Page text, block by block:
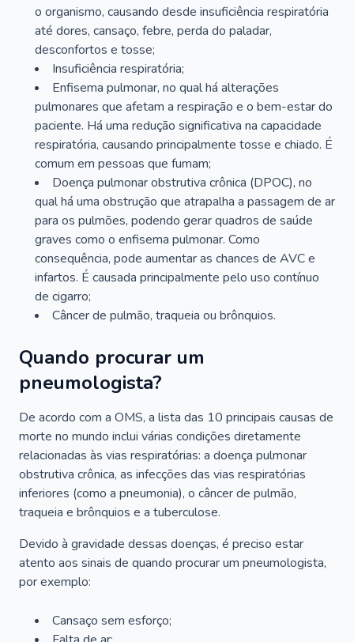
o organismo, causando desde insuficiência respiratória
até dores, cansaço, febre, perda do paladar,
desconfortos e tosse;
Insuficiência respiratória;
Enfisema pulmonar, no qual há alterações
pulmonares que afetam a respiração e o bem-estar do
paciente. Há uma redução significativa na capacidade
respiratória, causando principalmente tosse e chiado. É
comum em pessoas que fumam;
Doença pulmonar obstrutiva crônica (DPOC), no
qual há uma obstrução que atrapalha a passagem de ar
para os pulmões, podendo gerar quadros de saúde
graves como o enfisema pulmonar. Como
consequência, pode aumentar as chances de AVC e
infartos. É causada principalmente pelo uso contínuo
de cigarro;
Câncer de pulmão, traqueia ou brônquios.
Quando procurar um
pneumologista?
De acordo com a OMS, a lista das 10 principais causas de
morte no mundo inclui várias condições diretamente
relacionadas às vias respiratórias: a doença pulmonar
obstrutiva crônica, as infecções das vias respiratórias
inferiores (como a pneumonia), o câncer de pulmão,
traqueia e brônquios e a tuberculose.
Devido à gravidade dessas doenças, é preciso estar
atento aos sinais de quando procurar um pneumologista,
por exemplo:
Cansaço sem esforço;